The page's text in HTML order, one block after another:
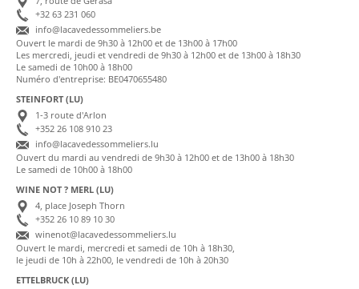
+32 63 231 060
info@lacavedessommeliers.be
Ouvert le mardi de 9h30 à 12h00 et de 13h00 à 17h00
Les mercredi, jeudi et vendredi de 9h30 à 12h00 et de 13h00 à 18h30
Le samedi de 10h00 à 18h00
Numéro d'entreprise: BE0470655480
STEINFORT (LU)
1-3 route d'Arlon
+352 26 108 910 23
info@lacavedessommeliers.lu
Ouvert du mardi au vendredi de 9h30 à 12h00 et de 13h00 à 18h30
Le samedi de 10h00 à 18h00
WINE NOT ? MERL (LU)
4, place Joseph Thorn
+352 26 10 89 10 30
winenot@lacavedessommeliers.lu
Ouvert le mardi, mercredi et samedi de 10h à 18h30,
le jeudi de 10h à 22h00, le vendredi de 10h à 20h30
ETTELBRUCK (LU)